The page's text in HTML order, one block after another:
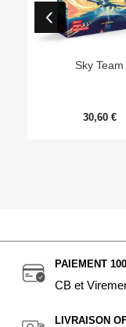
Sky Team
30,60 €
PAIEMENT
CB et
LIVRAISON